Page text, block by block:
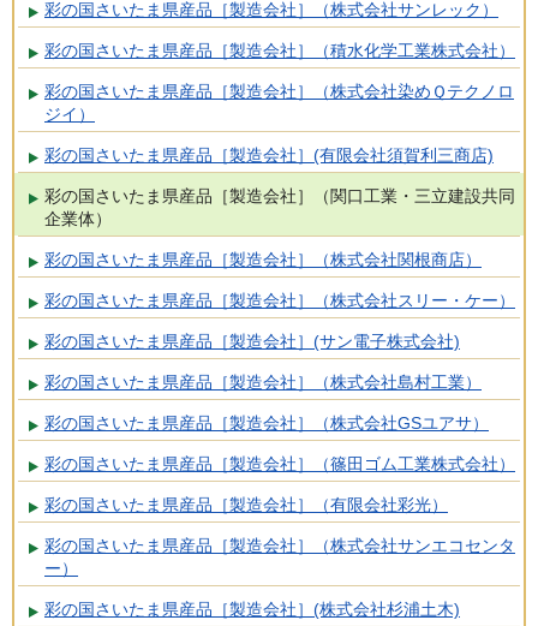
彩の国さいたま県産品［製造会社］（株式会社サンレック）
彩の国さいたま県産品［製造会社］（積水化学工業株式会社）
彩の国さいたま県産品［製造会社］（株式会社染めＱテクノロ
ジイ）
彩の国さいたま県産品［製造会社］(有限会社須賀利三商店)
彩の国さいたま県産品［製造会社］（関口工業・三立建設共同
企業体）
彩の国さいたま県産品［製造会社］（株式会社関根商店）
彩の国さいたま県産品［製造会社］（株式会社スリー・ケー）
彩の国さいたま県産品［製造会社］(サン電子株式会社)
彩の国さいたま県産品［製造会社］（株式会社島村工業）
彩の国さいたま県産品［製造会社］（株式会社GSユアサ）
彩の国さいたま県産品［製造会社］（篠田ゴム工業株式会社）
彩の国さいたま県産品［製造会社］（有限会社彩光）
彩の国さいたま県産品［製造会社］（株式会社サンエコセンタ
ー）
彩の国さいたま県産品［製造会社］(株式会社杉浦土木)